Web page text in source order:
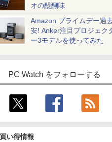
オの醍醐味
Amazon プライムデー過
安! Anker注目プロジェク
ー3モデルを使ってみた
PC Watch をフォローする
い得情報